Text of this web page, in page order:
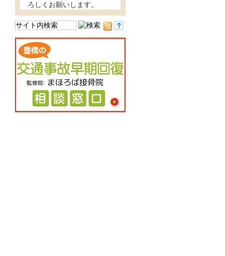
ろしくお願いします。